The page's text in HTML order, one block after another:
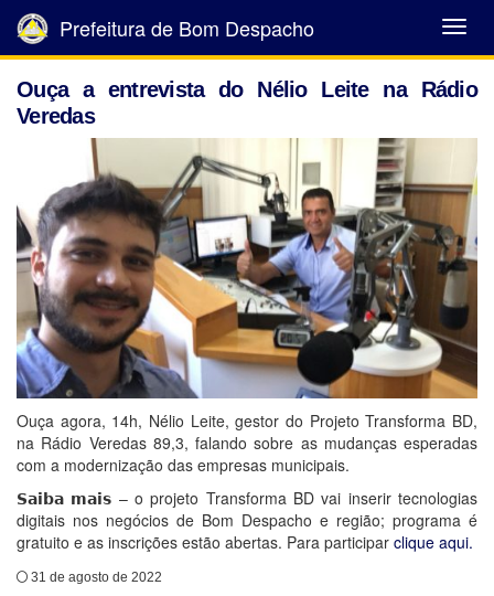
Abrir
Menu
Prefeitura de Bom Despacho
Ouça a entrevista do Nélio Leite na Rádio
Veredas
Ouça agora, 14h, Nélio Leite, gestor do Projeto Transforma BD,
na Rádio Veredas 89,3, falando sobre as mudanças esperadas
com a modernização das empresas municipais.
𝗦𝗮𝗶𝗯𝗮 𝗺𝗮𝗶𝘀 – o projeto Transforma BD vai inserir tecnologias
digitais nos negócios de Bom Despacho e região; programa é
gratuito e as inscrições estão abertas. Para participar clique aqui.
31 de agosto de 2022